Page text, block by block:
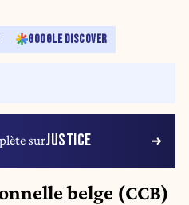
GOOGLE DISCOVER
surJUSTICE
belge (CCB)